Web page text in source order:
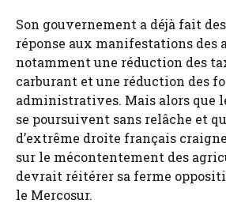
Son gouvernement a déjà fait
réponse aux manifestations des
notamment une réduction des
carburant et une réduction des
administratives. Mais alors que
se poursuivent sans relâche et
d’extrême droite français
sur le mécontentement des
devrait réitérer sa ferme
le Mercosur.